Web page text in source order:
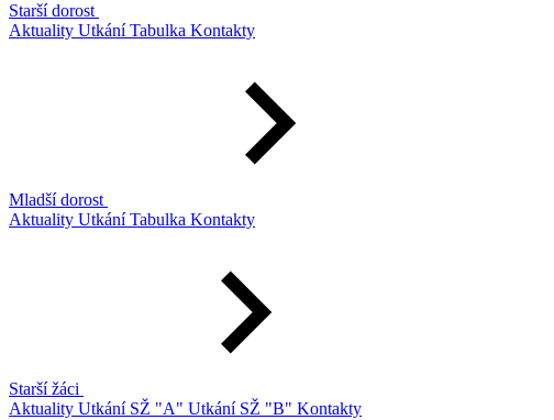
Starší dorost
Aktuality UtkáníTabulka Kontakty
Mladší dorost
Aktuality UtkáníTabulka Kontakty
Starší žáci
Aktuality Utkání SŽ "A" Utkání SŽ "B" Kontakty